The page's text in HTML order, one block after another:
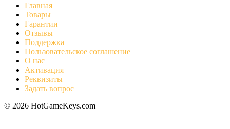
Главная
Товары
Гарантии
Отзывы
Поддержка
Пользовательское соглашение
О нас
Активация
Реквизиты
Задать вопрос
© 2026 HotGameKeys.com